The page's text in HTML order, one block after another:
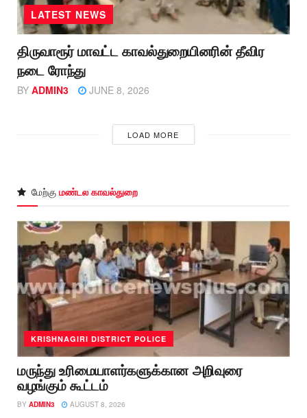
LATEST NEWS
திருவாரூர் மாவட்ட காவல்துறையினரின் தீவிர
நடை ரோந்து
BY ADMIN3 JUNE 8, 2026
LOAD MORE
மேற்கு மண்டல காவல்துறை
KRISHNAGIRI DISTRICT POLICE
மருந்து உரிமையாளர்களுக்கான அறிவுரை
வழங்கும் கூட்டம்
BY ADMIN3 AUGUST 8, 2026